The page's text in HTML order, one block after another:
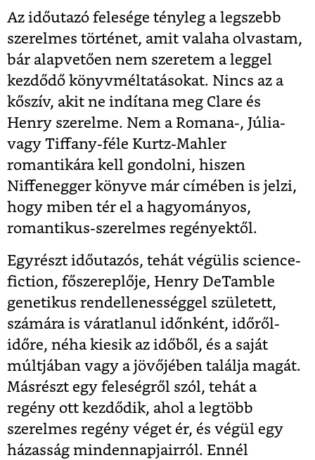
Az időutazó felesége tényleg a legszebb
szerelmes történet, amit valaha olvastam,
bár alapvetően nem szeretem a leggel
kezdődő könyvméltatásokat. Nincs az a
kőszív, akit ne indítana meg Clare és
Henry szerelme. Nem a Romana-, Júlia-
vagy Tiffany-féle Kurtz-Mahler
romantikára kell gondolni, hiszen
Niffenegger könyve már címében is jelzi,
hogy miben tér el a hagyományos,
romantikus-szerelmes regényektől.
Egyrészt időutazós, tehát végülis science-
fiction, főszereplője, Henry DeTamble
genetikus rendellenességgel született,
számára is váratlanul időnként, időről-
időre, néha kiesik az időből, és a saját
múltjában vagy a jövőjében találja magát.
Másrészt egy feleségről szól, tehát a
regény ott kezdődik, ahol a legtöbb
szerelmes regény véget ér, és végül egy
házasság mindennapjairról. Ennél